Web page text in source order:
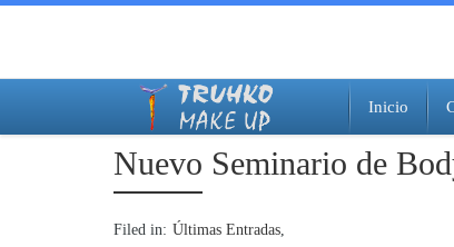
Inicio
Nuevo Seminario de
Filed in: Últimas Entradas